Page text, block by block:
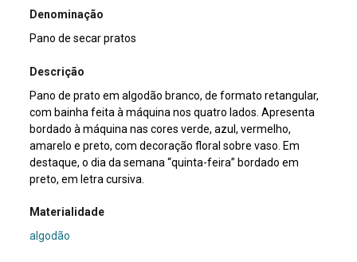
Denominação
Pano de secar pratos
Descrição
Pano de prato em algodão branco, de formato retangular,
com bainha feita à máquina nos quatro lados. Apresenta
bordado à máquina nas cores verde, azul, vermelho,
amarelo e preto, com decoração floral sobre vaso. Em
destaque, o dia da semana “quinta-feira” bordado em
preto, em letra cursiva.
Materialidade
algodão